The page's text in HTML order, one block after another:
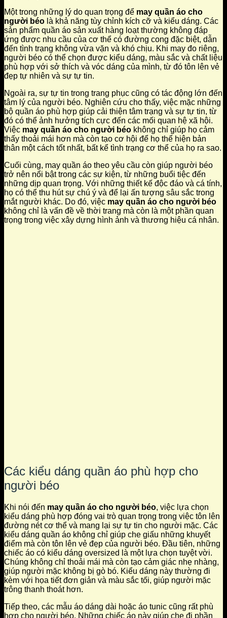
Một trong những lý do quan trọng để may quần áo cho
người béo là khả năng tùy chỉnh kích cỡ và kiểu dáng. Các
sản phẩm quần áo sản xuất hàng loạt thường không đáp
ứng được nhu cầu của cơ thể có đường cong đặc biệt, dẫn
đến tình trạng không vừa vặn và khó chịu. Khi may đo riêng,
người béo có thể chọn được kiểu dáng, màu sắc và chất liệu
phù hợp với sở thích và vóc dáng của mình, từ đó tôn lên vẻ
đẹp tự nhiên và sự tự tin.
Ngoài ra, sự tự tin trong trang phục cũng có tác động lớn đến
tâm lý của người béo. Nghiên cứu cho thấy, việc mặc những
bộ quần áo phù hợp giúp cải thiện tâm trạng và sự tự tin, từ
đó có thể ảnh hưởng tích cực đến các mối quan hệ xã hội.
Việc may quần áo cho người béo không chỉ giúp họ cảm
thấy thoải mái hơn mà còn tạo cơ hội để họ thể hiện bản
thân một cách tốt nhất, bất kể tình trạng cơ thể của họ ra sao.
Cuối cùng, may quần áo theo yêu cầu còn giúp người béo
trở nên nổi bật trong các sự kiện, từ những buổi tiệc đến
những dịp quan trọng. Với những thiết kế độc đáo và cá tính,
họ có thể thu hút sự chú ý và để lại ấn tượng sâu sắc trong
mắt người khác. Do đó, việc may quần áo cho người béo
không chỉ là vấn đề về thời trang mà còn là một phần quan
trọng trong việc xây dựng hình ảnh và thương hiệu cá nhân.
Các kiểu dáng quần áo phù hợp cho
người béo
Khi nói đến may quần áo cho người béo, việc lựa chọn
kiểu dáng phù hợp đóng vai trò quan trọng trong việc tôn lên
đường nét cơ thể và mang lại sự tự tin cho người mặc. Các
kiểu dáng quần áo không chỉ giúp che giấu những khuyết
điểm mà còn tôn lên vẻ đẹp của người béo. Đầu tiên, những
chiếc áo có kiểu dáng oversized là một lựa chọn tuyệt vời.
Chúng không chỉ thoải mái mà còn tạo cảm giác nhẹ nhàng,
giúp người mặc không bị gò bó. Kiểu dáng này thường đi
kèm với họa tiết đơn giản và màu sắc tối, giúp người mặc
trông thanh thoát hơn.
Tiếp theo, các mẫu áo dáng dài hoặc áo tunic cũng rất phù
hợp cho người béo. Những chiếc áo này giúp che đi phần